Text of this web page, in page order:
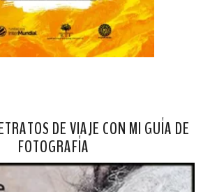
DE VIAJE CON MI GUÍA DE
FOTOGRAFÍA